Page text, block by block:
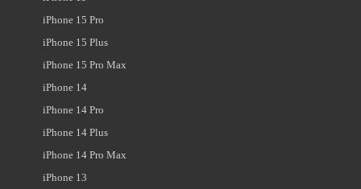
iPhone 15 Pro
iPhone 15 Plus
iPhone 15 Pro Max
iPhone 14
iPhone 14 Pro
iPhone 14 Plus
iPhone 14 Pro Max
iPhone 13